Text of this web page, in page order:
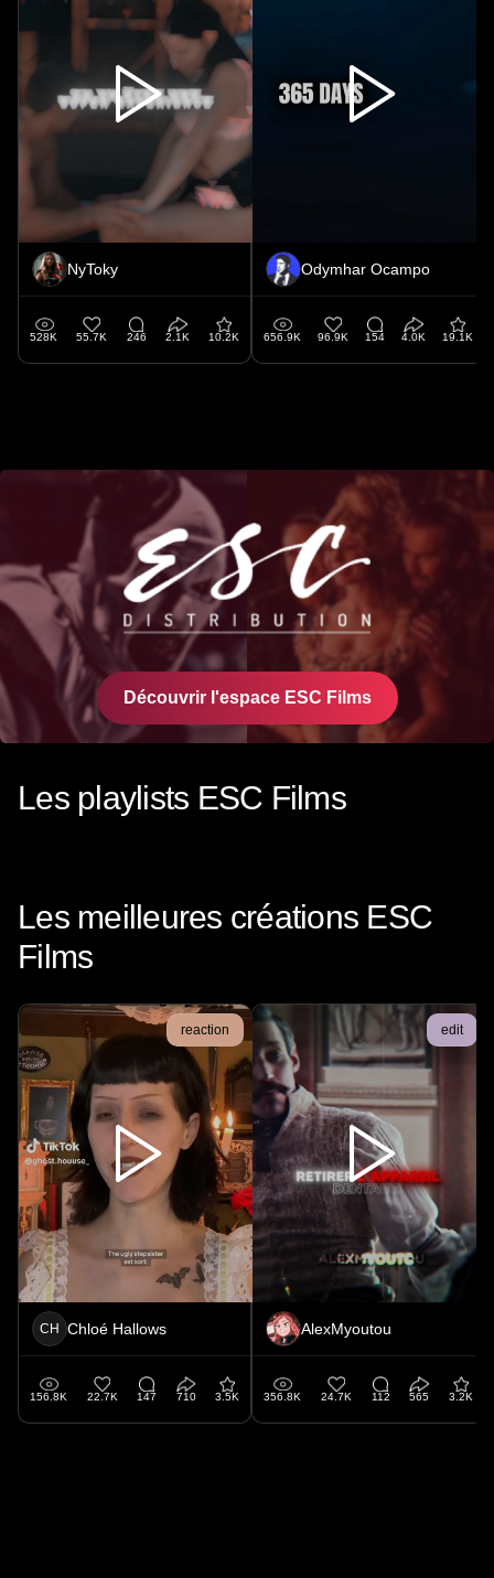
NyToky
528K 55.7K 246 2.1K 10.2K
Odymhar Ocampo
656.9K 96.9K 154 4.0K 19.1K
Découvrir l'espace ESC Films
Les playlists ESC Films
The Ugly Stepsister
Les meilleures créations ESC
Films
reaction
CH Chloé Hallows
156.8K 22.7K 147 710 3.5K
edit
AlexMyoutou
356.8K 24.7K 112 565 3.2K